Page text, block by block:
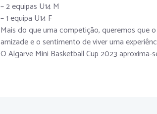
– 2 equipas U14 M
– 1 equipa U14 F
Mais do que uma competição, queremos que
amizade e o sentimento de viver uma
O Algarve Mini Basketball Cup 2023 aproxima-